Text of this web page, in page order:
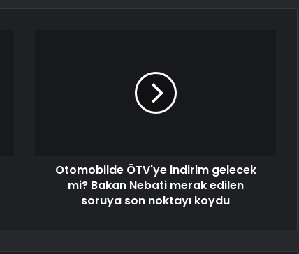
Otomobilde ÖTV'ye indirim gelecek
mi? Bakan Nebati merak edilen
soruya son noktayı koydu